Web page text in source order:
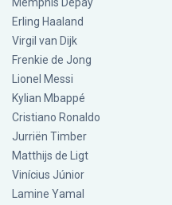
Erling Haaland
Virgil van Dijk
Frenkie de Jong
Lionel Messi
Kylian Mbappé
Cristiano Ronaldo
Jurriën Timber
Matthijs de Ligt
Vinícius Júnior
Lamine Yamal